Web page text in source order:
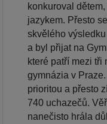
konkuroval
jazykem. Přesto
skvělého
a byl přijat na
které patří mezi
gymnázia v
prioritou a přesto
740 uchazečů.
nanečisto hrála